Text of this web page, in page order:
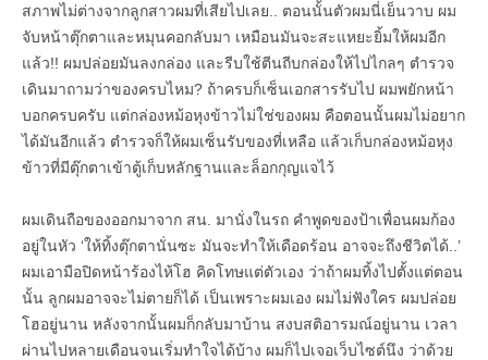
สภาพไม่ต่างจากลูกสาวผมที่เสียไปเลย.. ตอนนั้นตัวผมนี่เย็นวาบ ผม
จับหน้าตุ๊กตาและหมุนคอกลับมา เหมือนมันจะสะแหยะยิ้มให้ผมอีก
แล้ว!! ผมปล่อยมันลงกล่อง และรีบใช้ตีนถีบกล่องให้ไปไกลๆ ตำรวจ
เดินมาถามว่าของครบไหม? ถ้าครบก็เซ็นเอกสารรับไป ผมพยักหน้า
บอกครบครับ แต่กล่องหม้อหุงข้าวไม่ใช่ของผม คือตอนนั้นผมไม่อยาก
ได้มันอีกแล้ว ตำรวจก็ให้ผมเซ็นรับของที่เหลือ แล้วเก็บกล่องหม้อหุง
ข้าวที่มีตุ๊กตาเข้าตู้เก็บหลักฐานและล็อกกุญแจไว้
ผมเดินถือของออกมาจาก สน. มานั่งในรถ คำพูดของป้าเพื่อนผมก้อง
อยู่ในหัว ‘ให้ทิ้งตุ๊กตานั่นซะ มันจะทำให้เดือดร้อน อาจจะถึงชีวิตได้..’
ผมเอามือปิดหน้าร้องไห้โฮ คิดโทษแต่ตัวเอง ว่าถ้าผมทิ้งไปตั้งแต่ตอน
นั้น ลูกผมอาจจะไม่ตายก็ได้ เป็นเพราะผมเอง ผมไม่ฟังใคร ผมปล่อย
โฮอยู่นาน หลังจากนั้นผมก็กลับมาบ้าน สงบสติอารมณ์อยู่นาน เวลา
ผ่านไปหลายเดือนจนเริ่มทำใจได้บ้าง ผมก็ไปเจอเว็บไซต์นึง ว่าด้วย